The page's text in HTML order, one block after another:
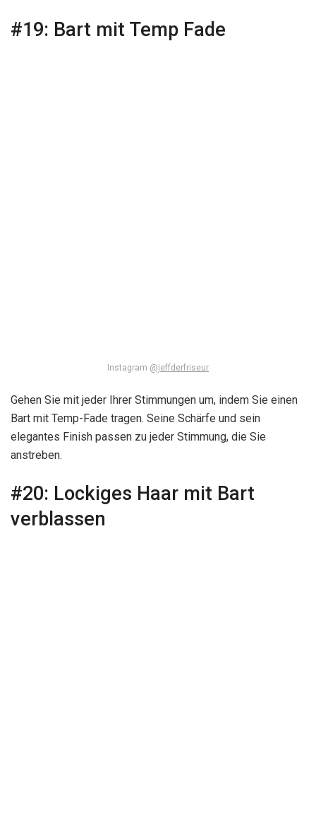
#19: Bart mit Temp Fade
Instagram @jeffderfriseur
Gehen Sie mit jeder Ihrer Stimmungen um, indem Sie einen
Bart mit Temp-Fade tragen. Seine Schärfe und sein
elegantes Finish passen zu jeder Stimmung, die Sie
anstreben.
#20: Lockiges Haar mit Bart
verblassen